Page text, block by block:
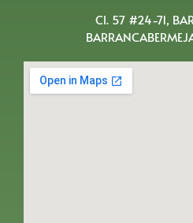
Cl. 57 #24-71,